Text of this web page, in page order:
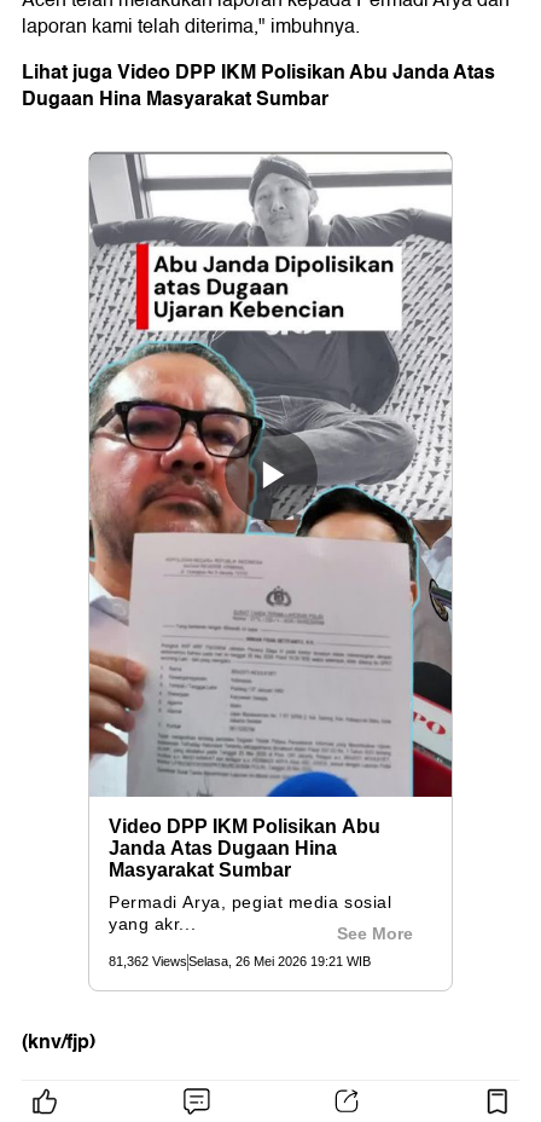
laporan kami telah diterima," imbuhnya.
Lihat juga Video DPP IKM Polisikan Abu Janda Atas
Dugaan Hina Masyarakat Sumbar
(knv/fjp)